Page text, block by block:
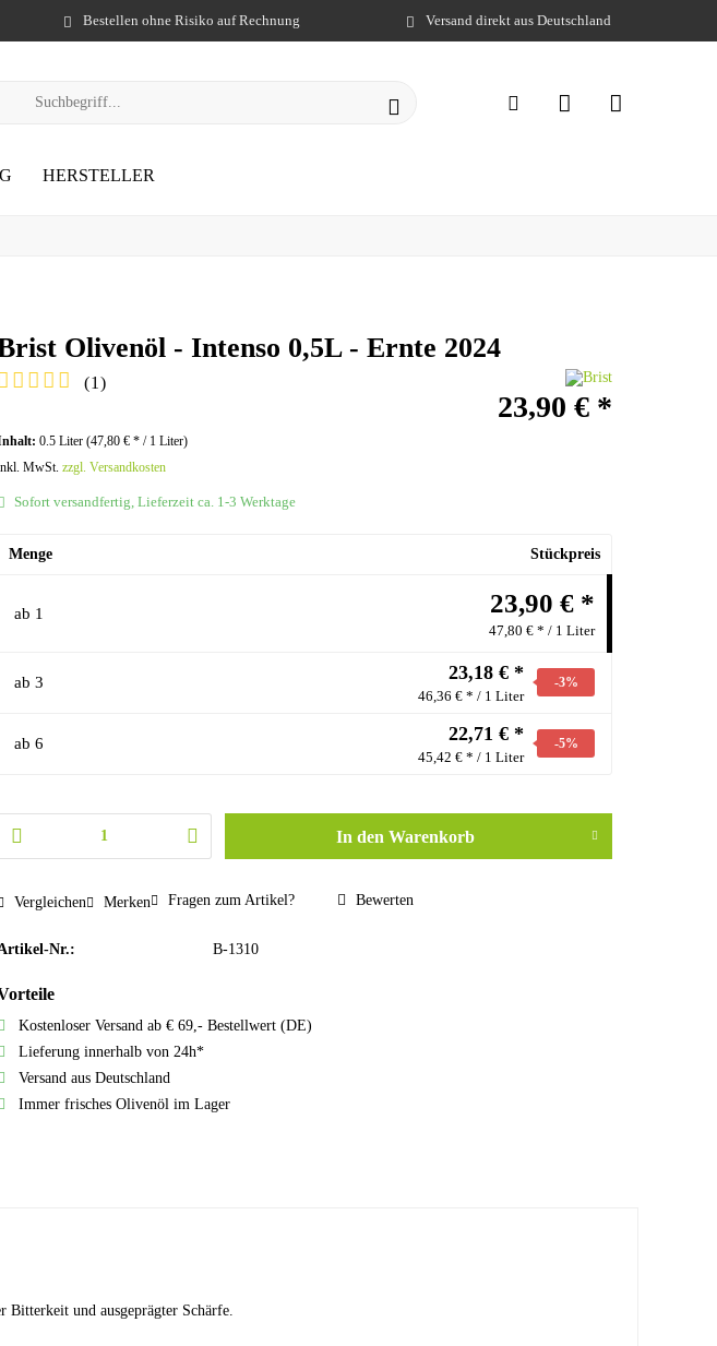
Bestellen ohne Risiko auf Rechnung Versand direkt aus Deutschland
HERSTELLER
Olivenöl - Intenso 0,5L - Ernte 2024
(1 )
23,90 € *
0.5 Liter (47,80 € * / 1 Liter)
MwSt. zzgl. Versandkosten
Sofort versandfertig, Lieferzeit ca. 1-3 Werktage
Menge Stückpreis
ab 1 23,90 € *
47,80 € * / 1 Liter
ab 3 23,18 € *
46,36 € * / 1 Liter
-3%
ab 6 22,71 € *
45,42 € * / 1 Liter
-5%
In den Warenkorb
Vergleichen Merken Fragen zum Artikel? Bewerten
Nr.: B-1310
Kostenloser Versand ab € 69,- Bestellwert (DE)
Lieferung innerhalb von 24h*
Versand aus Deutschland
Immer frisches Olivenöl im Lager
und ausgeprägter Schärfe.